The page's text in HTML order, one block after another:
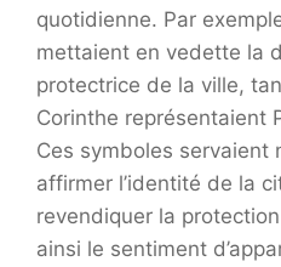
quotidienne. Par
mettaient en vedette la
protectrice de la ville,
Corinthe représentaient
Ces symboles servaient
affirmer l’identité de la
revendiquer la
ainsi le sentiment